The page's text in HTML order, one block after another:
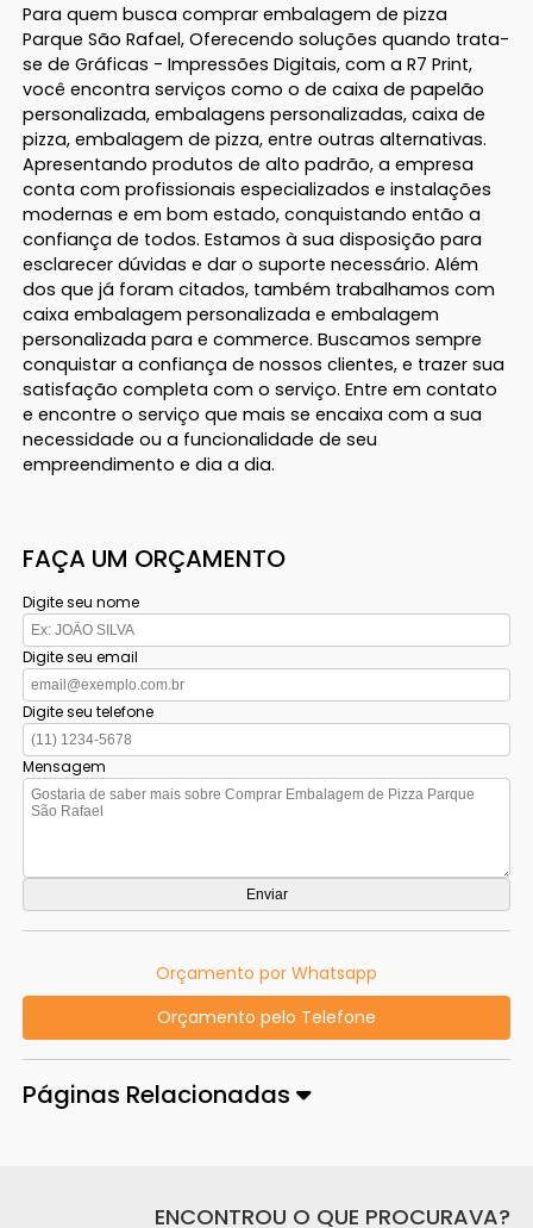
Para quem busca comprar embalagem de pizza
Parque São Rafael, Oferecendo soluções quando trata-
se de Gráficas - Impressões Digitais, com a R7 Print,
você encontra serviços como o de caixa de papelão
personalizada, embalagens personalizadas, caixa de
pizza, embalagem de pizza, entre outras alternativas.
Apresentando produtos de alto padrão, a empresa
conta com profissionais especializados e instalações
modernas e em bom estado, conquistando então a
confiança de todos. Estamos à sua disposição para
esclarecer dúvidas e dar o suporte necessário. Além
dos que já foram citados, também trabalhamos com
caixa embalagem personalizada e embalagem
personalizada para e commerce. Buscamos sempre
conquistar a confiança de nossos clientes, e trazer sua
satisfação completa com o serviço. Entre em contato
e encontre o serviço que mais se encaixa com a sua
necessidade ou a funcionalidade de seu
empreendimento e dia a dia.
FAÇA UM ORÇAMENTO
Digite seu nome
Digite seu email
Digite seu telefone
Mensagem
Orçamento por Whatsapp
Orçamento pelo Telefone
Páginas Relacionadas
ENCONTROU O QUE PROCURAVA?